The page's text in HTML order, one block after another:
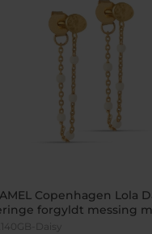
Copenhagen Lola
forgyldt messing
Daisy